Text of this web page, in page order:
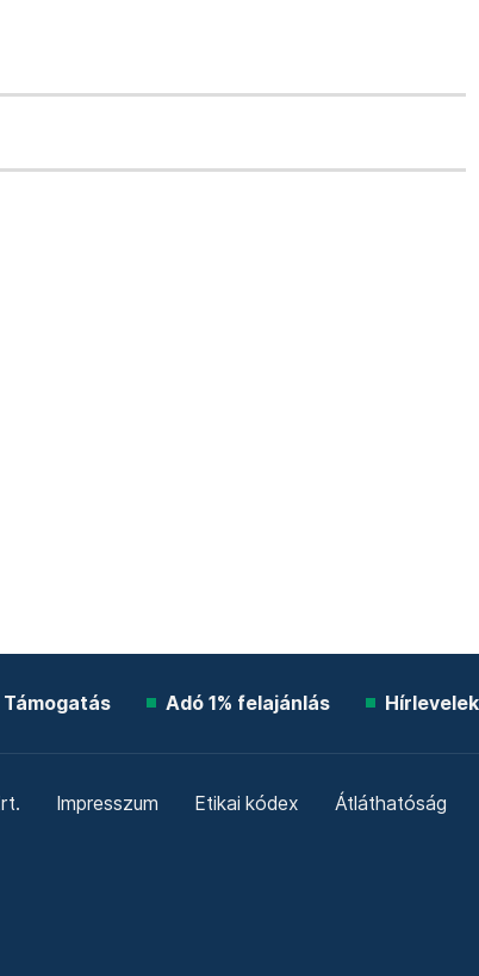
Támogatás Adó 1% felajánlás Hírlevelek
Impresszum Etikai kódex Átláthatóság